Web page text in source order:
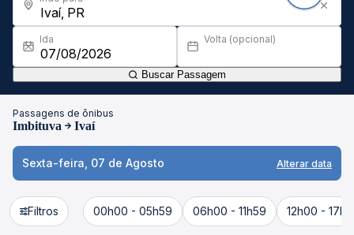
Ida Volta (opcional)
Buscar Passagem
Passagens de ônibus
Imbituva Ivaí
Sexta-feira, 07 de Agosto Alterar data
Filtros 00h00 - 05h59 06h00 - 11h59 12h00 -